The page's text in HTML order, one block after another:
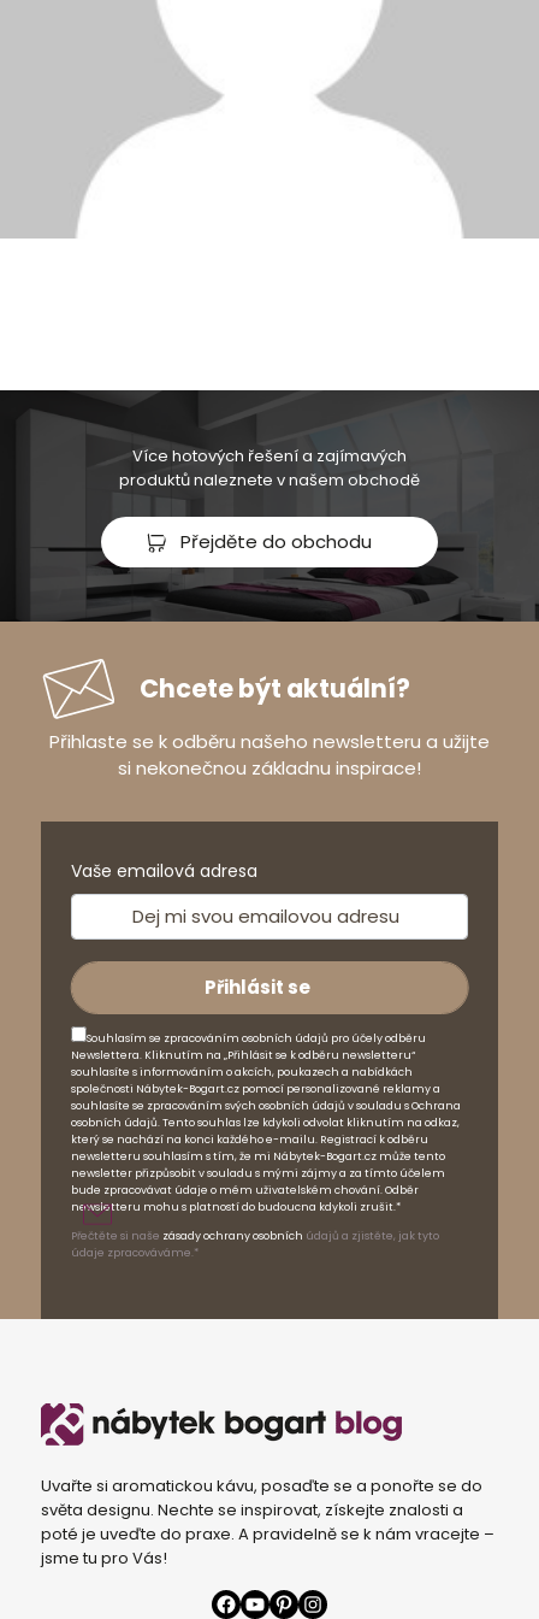
Více hotových řešení a zajímavých
produktů naleznete v našem obchodě
Přejděte do obchodu
Chcete být aktuální?
Přihlaste se k odběru našeho newsletteru a užijte
si nekonečnou základnu inspirace!
Vaše emailová adresa
Souhlasím se zpracováním osobních údajů pro účely odběru
Newslettera. Kliknutím na „Přihlásit se k odběru newsletteru“
souhlasíte s informováním o akcích, poukazech a nabídkách
společnosti Nábytek-Bogart.cz pomocí personalizované reklamy a
souhlasíte se zpracováním svých osobních údajů v souladu s Ochrana
osobních údajů. Tento souhlas lze kdykoli odvolat kliknutím na odkaz,
který se nachází na konci každého e-mailu. Registrací k odběru
newsletteru souhlasím s tím, že mi Nábytek-Bogart.cz může tento
newsletter přizpůsobit v souladu s mými zájmy a za tímto účelem
bude zpracovávat údaje o mém uživatelském chování. Odběr
newsletteru mohu s platností do budoucna kdykoli zrušit.*
Přečtěte si naše zásady ochrany osobních údajů a zjistěte, jak tyto
údaje zpracováváme.*
Uvařte si aromatickou kávu, posaďte se a ponořte se do
světa designu. Nechte se inspirovat, získejte znalosti a
poté je uveďte do praxe. A pravidelně se k nám vracejte –
jsme tu pro Vás!
Facebook
YouTube
Pinterest
Instagram